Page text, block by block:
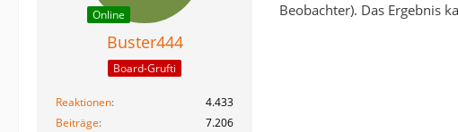
Online
Buster444
Board-Grufti
Reaktionen
4.433
Beiträge
7.206
Beobachter). Das Ergebnis